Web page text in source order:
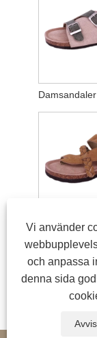
Vi använder
och anpassa
denna sida